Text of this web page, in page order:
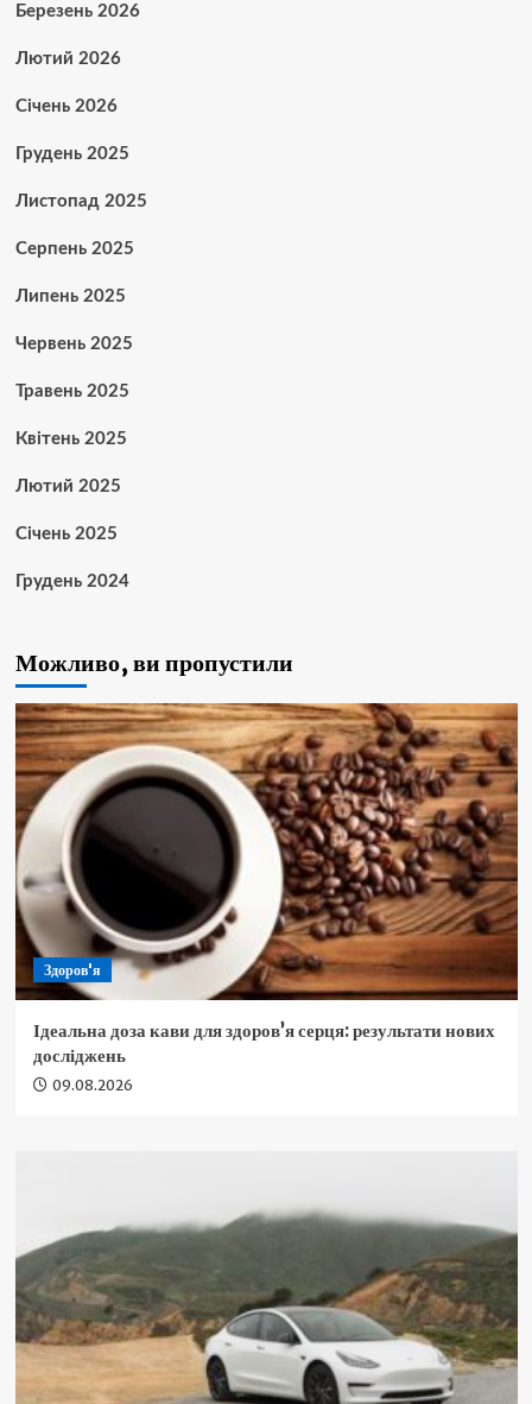
Березень 2026
Лютий 2026
Січень 2026
Грудень 2025
Листопад 2025
Серпень 2025
Липень 2025
Червень 2025
Травень 2025
Квітень 2025
Лютий 2025
Січень 2025
Грудень 2024
Можливо, ви пропустили
Здоров'я
Ідеальна доза кави для здоров’я серця: результати нових
досліджень
09.08.2026